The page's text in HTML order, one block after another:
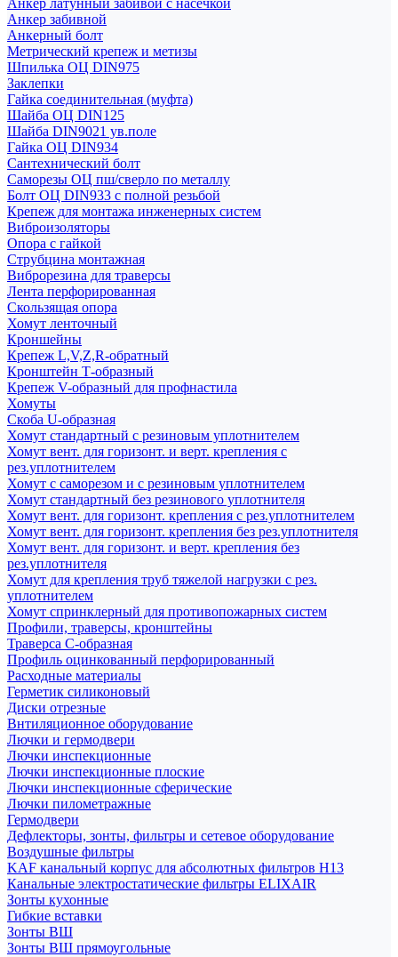
Анкер латунный забивой с насечкой
Анкер забивной
Анкерный болт
Метрический крепеж и метизы
Шпилька ОЦ DIN975
Заклепки
Гайка соединительная (муфта)
Шайба ОЦ DIN125
Шайба DIN9021 ув.поле
Гайка ОЦ DIN934
Сантехнический болт
Саморезы ОЦ пш/сверло по металлу
Болт ОЦ DIN933 с полной резьбой
Крепеж для монтажа инженерных систем
Виброизоляторы
Опора с гайкой
Струбцина монтажная
Виброрезина для траверсы
Лента перфорированная
Скользящая опора
Хомут ленточный
Кроншейны
Крепеж L,V,Z,R-обратный
Кронштейн Т-образный
Крепеж V-образный для профнастила
Хомуты
Скоба U-образная
Хомут стандартный с резиновым уплотнителем
Хомут вент. для горизонт. и верт. крепления с
рез.уплотнителем
Хомут с саморезом и с резиновым уплотнителем
Хомут стандартный без резинового уплотнителя
Хомут вент. для горизонт. крепления с рез.уплотнителем
Хомут вент. для горизонт. крепления без рез.уплотнителя
Хомут вент. для горизонт. и верт. крепления без
рез.уплотнителя
Хомут для крепления труб тяжелой нагрузки с рез.
уплотнителем
Хомут спринклерный для противопожарных систем
Профили, траверсы, кронштейны
Траверса С-образная
Профиль оцинкованный перфорированный
Расходные материалы
Герметик силиконовый
Диски отрезные
Внтиляционное оборудование
Лючки и гермодвери
Лючки инспекционные
Лючки инспекционные плоские
Лючки инспекционные сферические
Лючки пилометражные
Гермодвери
Дефлекторы, зонты, фильтры и сетевое оборудование
Воздушные фильтры
KAF канальный корпус для абсолютных фильтров H13
Канальные электростатические фильтры ELIXAIR
Зонты кухонные
Гибкие вставки
Зонты ВШ
Зонты ВШ прямоугольные